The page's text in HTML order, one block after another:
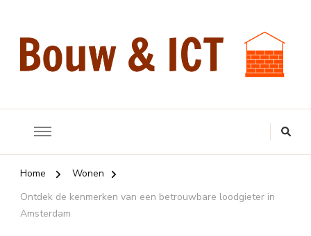
Bouw & ICT
Home
Wonen
Ontdek de kenmerken van een betrouwbare loodgieter in
Amsterdam